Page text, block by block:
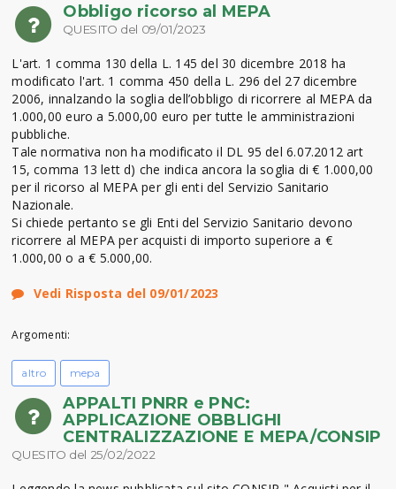
Obbligo ricorso al MEPA
QUESITO del 09/01/2023
L'art. 1 comma 130 della L. 145 del 30 dicembre 2018 ha
modificato l'art. 1 comma 450 della L. 296 del 27 dicembre
2006, innalzando la soglia dell’obbligo di ricorrere al MEPA da
1.000,00 euro a 5.000,00 euro per tutte le amministrazioni
pubbliche.
Tale normativa non ha modificato il DL 95 del 6.07.2012 art
15, comma 13 lett d) che indica ancora la soglia di € 1.000,00
per il ricorso al MEPA per gli enti del Servizio Sanitario
Nazionale.
Si chiede pertanto se gli Enti del Servizio Sanitario devono
ricorrere al MEPA per acquisti di importo superiore a €
1.000,00 o a € 5.000,00.
Vedi Risposta del 09/01/2023
Argomenti:
altro mepa
APPALTI PNRR e PNC:
APPLICAZIONE OBBLIGHI
CENTRALIZZAZIONE E MEPA/CONSIP
QUESITO del 25/02/2022